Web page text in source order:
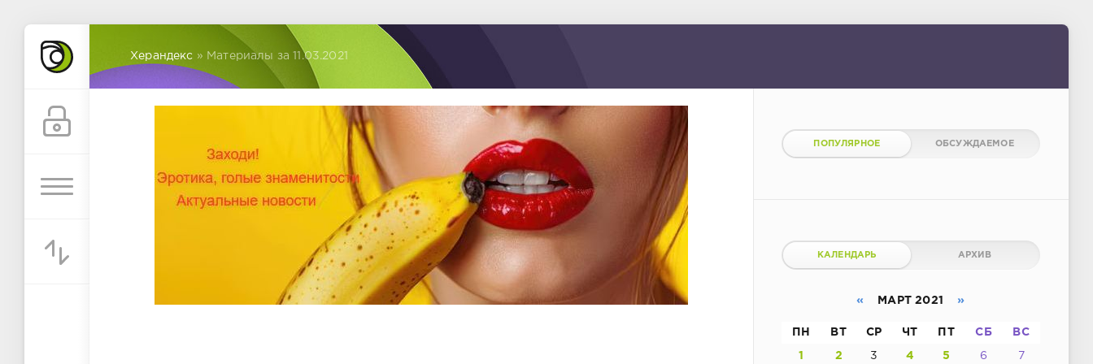
Херандекс » Материалы за 11.03.2021
ПОПУЛЯРНОЕ ОБСУЖДАЕМОЕ
КАЛЕНДАРЬ АРХИВ
« МАРТ 2021 »
ПН ВТ СР ЧТ ПТ СБ ВС
1 2 3 4 5 6 7